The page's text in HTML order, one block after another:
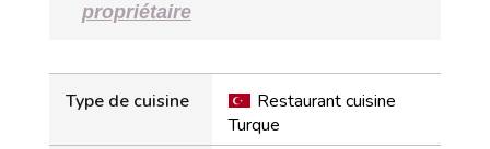
propriétaire
Type de cuisine
Restaurant cuisine
Turque